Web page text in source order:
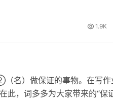
1.9K
名）做保证的事物。在写作
此，词多多为大家带来的“保